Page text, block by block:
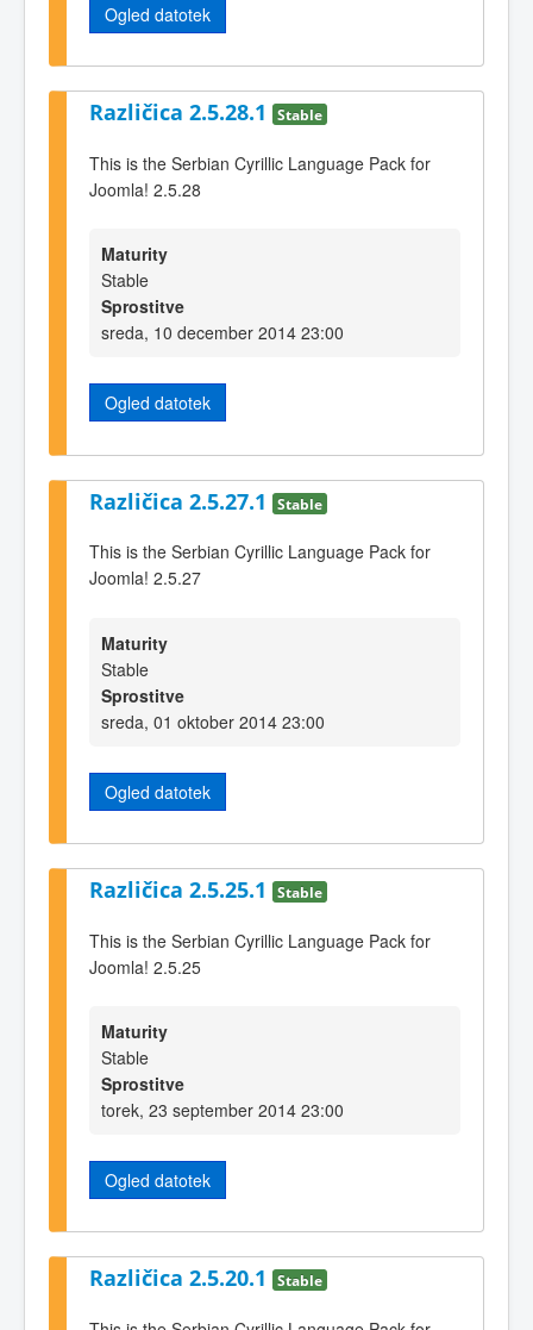
Ogled datotek
Različica 2.5.28.1 Stable
This is the Serbian Cyrillic Language Pack for
Joomla! 2.5.28
Maturity
Stable
Sprostitve
sreda, 10 december 2014 23:00
Ogled datotek
Različica 2.5.27.1 Stable
This is the Serbian Cyrillic Language Pack for
Joomla! 2.5.27
Maturity
Stable
Sprostitve
sreda, 01 oktober 2014 23:00
Ogled datotek
Različica 2.5.25.1 Stable
This is the Serbian Cyrillic Language Pack for
Joomla! 2.5.25
Maturity
Stable
Sprostitve
torek, 23 september 2014 23:00
Ogled datotek
Različica 2.5.20.1 Stable